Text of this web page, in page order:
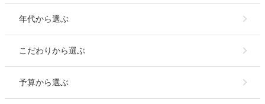
年代から選ぶ
こだわりから選ぶ
予算から選ぶ